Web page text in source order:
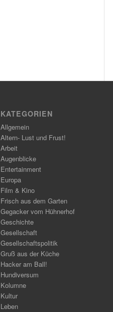
KATEGORIEN
Allgemein
Altern- Lust und Frust!
Arbeit
Augenblicke
Entertainment
Europa
Film & Kino
Frisch aus dem Garten
Gegacker vom Hühnerhof
Geschichte
Gesellschaft
Gesellschaftspolitik
Gruß aus der Küche
Hacker am Ball!
Hundiversum
Kolumne
Kultur
Leben